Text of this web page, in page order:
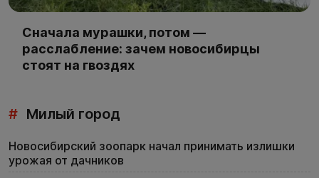
Сначала мурашки, потом —
расслабление: зачем новосибирцы
стоят на гвоздях
# Милый город
Новосибирский зоопарк начал принимать излишки
урожая от дачников